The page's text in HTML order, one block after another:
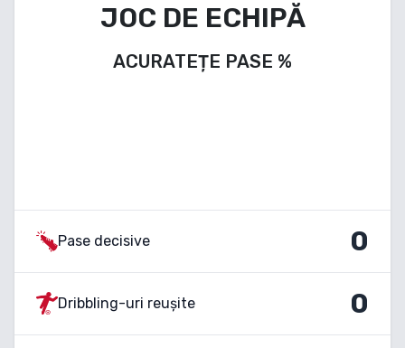
JOC DE ECHIPĂ
ACURATEȚE PASE %
Pase decisive 0
Dribbling-uri reușite 0